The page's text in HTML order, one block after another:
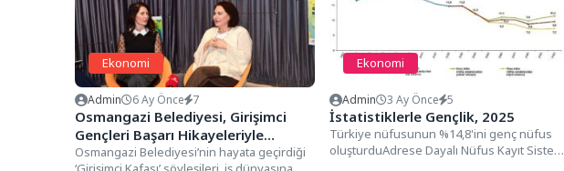
Ekonomi
Admin 6 Ay Önce 7
Osmangazi Belediyesi, Girişimci
Gençleri Başarı Hikayeleriyle
Buluşturuyor
Osmangazi Belediyesi’nin hayata geçirdiği
Ekonomi
Admin 3 Ay Önce 5
İstatistiklerle Gençlik, 2025
Türkiye nüfusunun %14,8'ini genç nüfus
oluşturduAdrese Dayalı Nüfus Kayıt Sistemi